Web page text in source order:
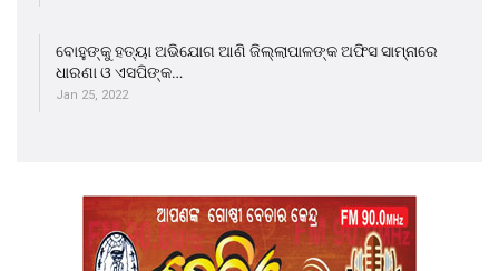
ବୋହୁଙ୍କୁ ହତ୍ୟା ଅଭିଯୋଗ ଆଣି ଜିଲ୍ଲାପାଳଙ୍କ ଅଫିସ ସାମ୍ନାରେ
ଧାରଣା ଓ ଏସପିଙ୍କ…
Jan 25, 2022